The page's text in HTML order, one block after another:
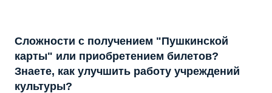
Сложности с получением "Пушкинской
карты" или приобретением билетов?
Знаете, как улучшить работу учреждений
культуры?